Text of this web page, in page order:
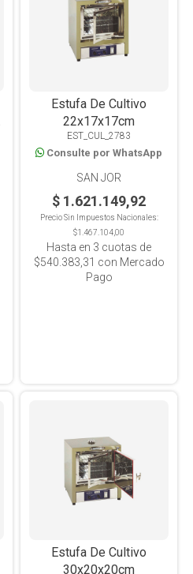
Estufa De Cultivo
22x17x17cm
EST_CUL_2783
Consulte por WhatsApp
SAN JOR
$ 1.621.149,92
Precio Sin Impuestos Nacionales:
$1.467.104,00
Hasta en 3 cuotas de
$540.383,31 con Mercado
Pago
Estufa De Cultivo
30x20x20cm